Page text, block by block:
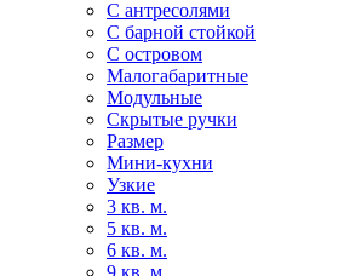
С антресолями
С барной стойкой
С островом
Малогабаритные
Модульные
Скрытые ручки
Размер
Мини-кухни
Узкие
3 кв. м.
5 кв. м.
6 кв. м.
9 кв. м.